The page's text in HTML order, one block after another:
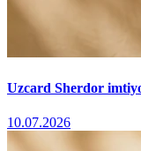
Uzcard Sherdor
10.07.2026